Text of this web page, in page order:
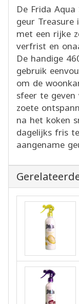
De Frida
geur
met een rijke
verfrist en
De handige
gebruik
om de
sfeer te
zoete
na het koken
dagelijks fris
aangename